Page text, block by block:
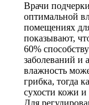
Врачи
оптимальной
помещениях
показывают,
60%
заболеваний и
влажность
грибка, тогда
сухости кожи и
Для